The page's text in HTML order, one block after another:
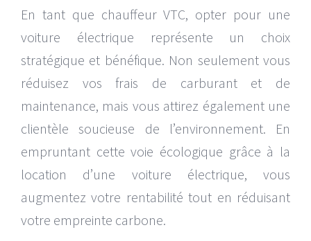
En tant que chauffeur VTC, opter pour une
voiture électrique représente un choix
stratégique et bénéfique. Non seulement vous
réduisez vos frais de carburant et de
maintenance, mais vous attirez également une
clientèle soucieuse de l’environnement. En
empruntant cette voie écologique grâce à la
location d’une voiture électrique, vous
augmentez votre rentabilité tout en réduisant
votre empreinte carbone.